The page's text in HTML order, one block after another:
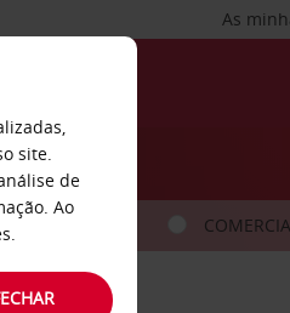
As
site.
de
Ao